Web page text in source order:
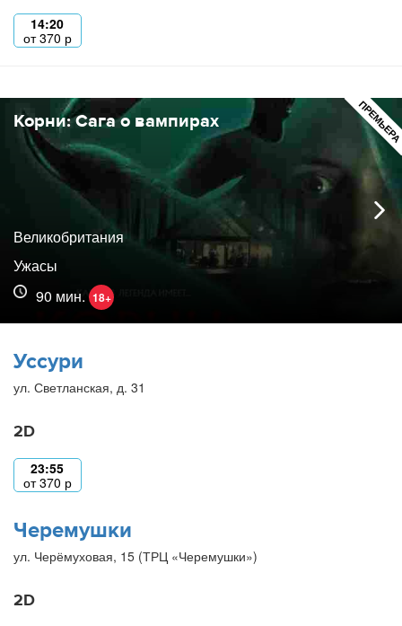
14:20
от370 р
Корни: Сага о вампирах
Великобритания
Ужасы
90 мин. 18+
Уссури
ул. Светланская, д. 31
2D
23:55
от370 р
Черемушки
ул. Черёмуховая, 15 (ТРЦ «Черемушки»)
2D